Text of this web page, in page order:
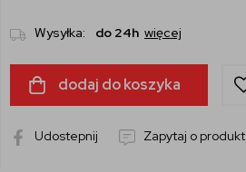
Wysyłka: do 24h więcej
dodaj do koszyka
Udostepnij Zapytaj o produkt